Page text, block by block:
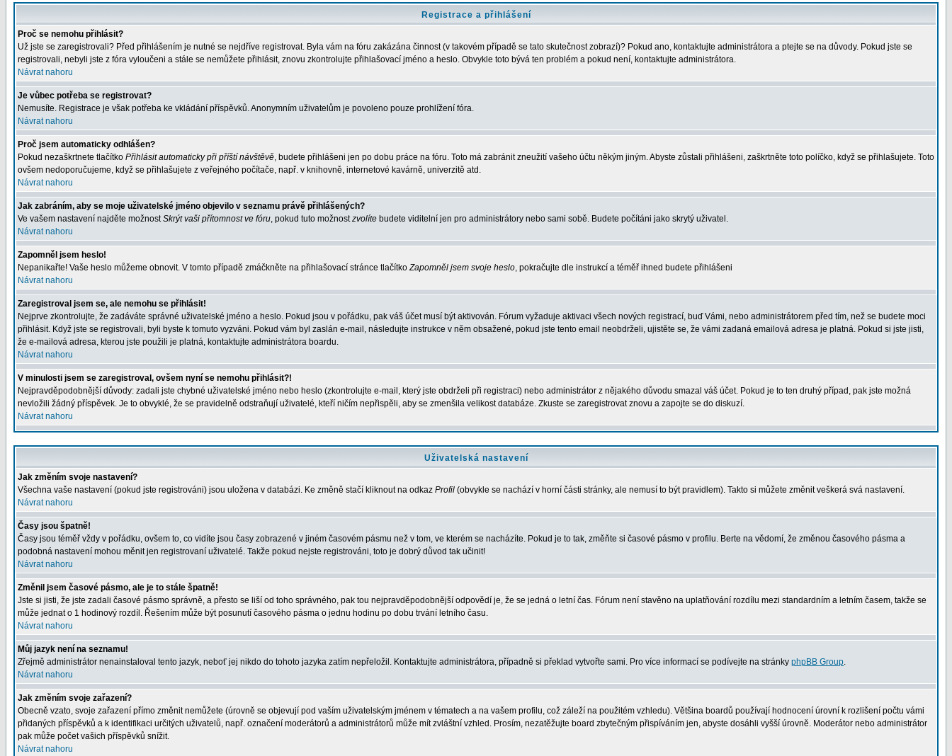
Registrace a přihlášení
Proč se nemohu přihlásit?
Už jste se zaregistrovali? Před přihlášením je nutné se nejdříve registrovat. Byla vám na fóru zakázána činnost (v takovém případě se tato skutečnost zobrazí)? Pokud ano, kontaktujte administrátora a ptejte se na důvody. Pokud jste se
registrovali, nebyli jste z fóra vyloučeni a stále se nemůžete přihlásit, znovu zkontrolujte přihlašovací jméno a heslo. Obvykle toto bývá ten problém a pokud není, kontaktujte administrátora.
Návrat nahoru
Je vůbec potřeba se registrovat?
Nemusíte. Registrace je však potřeba ke vkládání příspěvků. Anonymním uživatelům je povoleno pouze prohlížení fóra.
Návrat nahoru
Proč jsem automaticky odhlášen?
Pokud nezaškrtnete tlačítko Přihlásit automaticky při příští návštěvě, budete přihlášeni jen po dobu práce na fóru. Toto má zabránit zneužití vašeho účtu někým jiným. Abyste zůstali přihlášeni, zaškrtněte toto políčko, když se přihlašujete. Toto
ovšem nedoporučujeme, když se přihlašujete z veřejného počítače, např. v knihovně, internetové kavárně, univerzitě atd.
Návrat nahoru
Jak zabráním, aby se moje uživatelské jméno objevilo v seznamu právě přihlášených?
Ve vašem nastavení najděte možnostSkrýt vaši přítomnost ve fóru, pokud tuto možnostzvolíte budete viditelní jen pro administrátory nebo sami sobě. Budete počítáni jako skrytý uživatel.
Návrat nahoru
Zapomněl jsem heslo!
Nepanikařte! Vaše heslo můžeme obnovit. V tomto případě zmáčkněte na přihlašovací stránce tlačítkoZapomněl jsem svoje heslo, pokračujte dle instrukcí a téměř ihned budete přihlášeni
Návrat nahoru
Zaregistroval jsem se, ale nemohu se přihlásit!
Nejprve zkontrolujte, že zadáváte správné uživatelské jméno a heslo. Pokud jsou v pořádku, pak váš účet musí být aktivován. Fórum vyžaduje aktivaci všech nových registrací, buď Vámi, nebo administrátorem před tím, než se budete moci
přihlásit. Když jste se registrovali, byli byste k tomuto vyzváni. Pokud vám byl zaslán e-mail, následujte instrukce v něm obsažené, pokud jste tento email neobdrželi, ujistěte se, že vámi zadaná emailová adresa je platná. Pokud si jste jisti,
že e-mailová adresa, kterou jste použili je platná, kontaktujte administrátora boardu.
Návrat nahoru
V minulosti jsem se zaregistroval, ovšem nyní se nemohu přihlásit?!
Nejpravděpodobnější důvody: zadali jste chybné uživatelské jméno nebo heslo (zkontrolujte e-mail, který jste obdrželi při registraci) nebo administrátor z nějakého důvodu smazal váš účet. Pokud je to ten druhý případ, pak jste možná
nevložili žádný příspěvek. Je to obvyklé, že se pravidelně odstraňují uživatelé, kteří ničím nepřispěli, aby se zmenšila velikost databáze. Zkuste se zaregistrovat znovu a zapojte se do diskuzí.
Návrat nahoru
Uživatelská nastavení
Jak změním svoje nastavení?
Všechna vaše nastavení (pokud jste registrováni) jsou uložena v databázi. Ke změně stačí kliknout na odkaz Profil (obvykle se nachází v horní části stránky, ale nemusí to být pravidlem). Takto si můžete změnit veškerá svá nastavení.
Návrat nahoru
Časy jsou špatně!
Časy jsou téměř vždy v pořádku, ovšem to, co vidíte jsou časy zobrazené v jiném časovém pásmu než v tom, ve kterém se nacházíte. Pokud je to tak, změňte si časové pásmo v profilu. Berte na vědomí, že změnou časového pásma a
podobná nastavení mohou měnit jen registrovaní uživatelé. Takže pokud nejste registrováni, toto je dobrý důvod tak učinit!
Návrat nahoru
Změnil jsem časové pásmo, ale je to stále špatně!
Jste si jisti, že jste zadali časové pásmo správně, a přesto se liší od toho správného, pak tou nejpravděpodobnější odpovědí je, že se jedná o letní čas. Fórum není stavěno na uplatňování rozdílu mezi standardním a letním časem, takže se
může jednat o 1 hodinový rozdíl. Řešením může být posunutí časového pásma o jednu hodinu po dobu trvání letního času.
Návrat nahoru
Můj jazyk není na seznamu!
Zřejmě administrátor nenainstaloval tento jazyk, neboť jej nikdo do tohoto jazyka zatím nepřeložil. Kontaktujte administrátora, případně si překlad vytvořte sami. Pro více informací se podívejte na stránky phpBB Group.
Návrat nahoru
Jak změním svoje zařazení?
Obecně vzato, svoje zařazení přímo změnit nemůžete (úrovně se objevují pod vaším uživatelským jménem v tématech a na vašem profilu, což záleží na použitém vzhledu). Většina boardů používají hodnocení úrovní k rozlišení počtu vámi
přidaných příspěvků a k identifikaci určitých uživatelů, např. označení moderátorů a administrátorů může mít zvláštní vzhled. Prosím, nezatěžujte board zbytečným přispíváním jen, abyste dosáhli vyšší úrovně. Moderátor nebo administrátor
pak může počet vašich příspěvků snížit.
Návrat nahoru